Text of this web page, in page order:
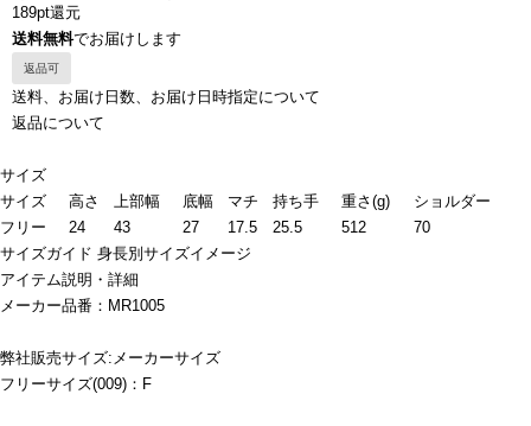
189pt還元
送料無料でお届けします
返品可
送料、お届け日数、お届け日時指定について
返品について
サイズ
サイズ
高さ 上部幅 底幅 マチ 持ち手 重さ(g)
ショルダー
フリー
24 43 27 17.5 25.5 512
70
サイズガイド 身長別サイズイメージ
アイテム説明・詳細
メーカー品番：MR1005
弊社販売サイズ:メーカーサイズ
フリーサイズ(009)：F